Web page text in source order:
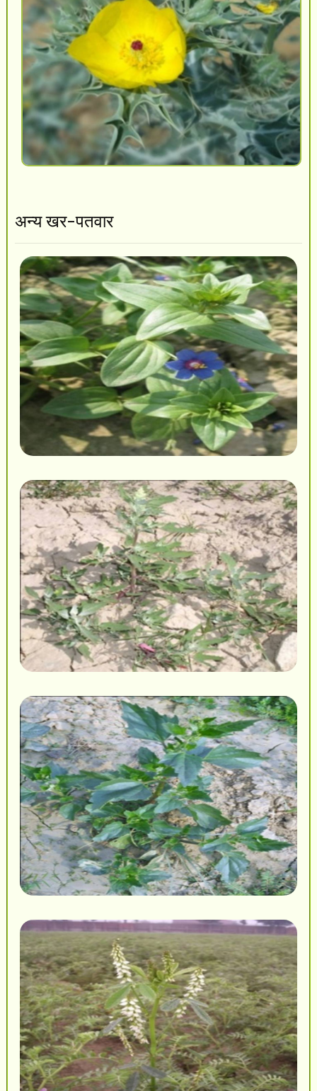
अन्य खर-पतवार